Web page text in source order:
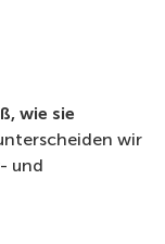
wie sie
wir
und